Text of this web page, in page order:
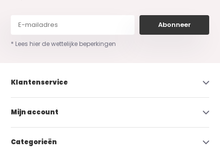
Abonneer
* Lees hier de wettelijke beperkingen
Klantenservice
Mijn account
Categorieën